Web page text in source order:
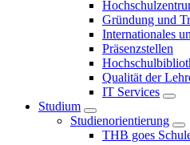
Gründung und
Internationales
Präsenzstellen
Qualität der
IT Services
Studium
Studienorientierung
THB goes